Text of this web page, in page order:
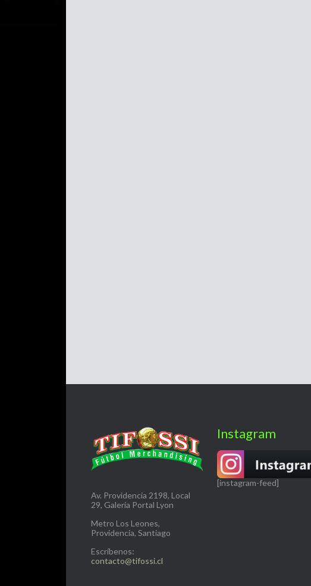
Av. Providencia 2198, Local
29, Galería Portal Lyon
Metro Los Leones,
Providencia, Santiago
Escríbenos:
contacto@tifossi.cl
Instagram
[instagram-feed]